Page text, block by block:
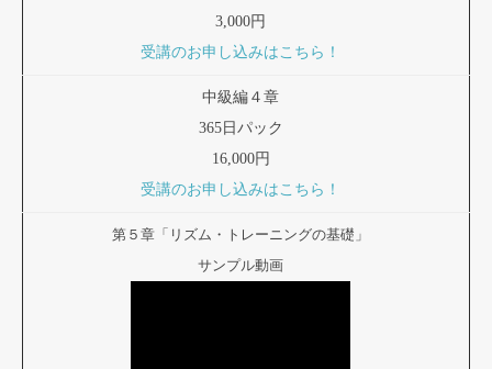
3,000円
受講のお申し込みはこちら！
中級編４章
365日パック
16,000円
受講のお申し込みはこちら！
第５章「リズム・トレーニングの基礎」
サンプル動画